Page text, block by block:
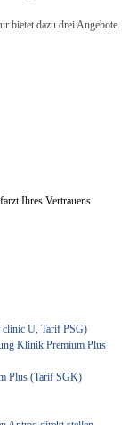
bietet dazu drei Angebote.
Ihres Vertrauens
clinic U, Tarif PSG)
Klinik Premium Plus
Plus (Tarif SGK)